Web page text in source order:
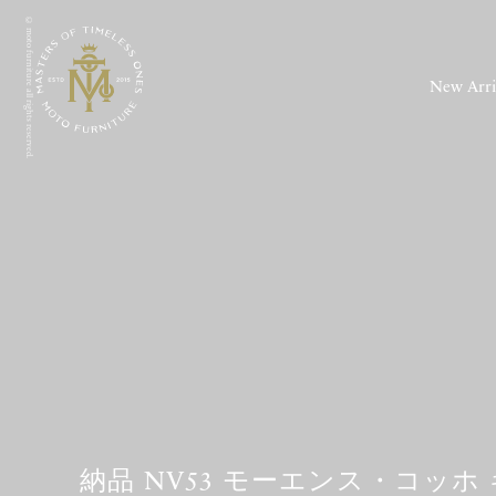
© moto furniture all rights reserved. New
納品 NV53 モーエンス・コッホ